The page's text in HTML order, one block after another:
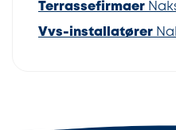
Terrassefirmaer
Vvs-installatører